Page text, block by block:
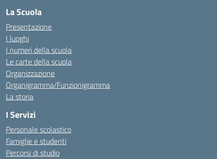
La Scuola
Presentazione
I luoghi
I numeri della scuola
Le carte della scuola
Organizzazione
Organigramma/Funzionigramma
La storia
I Servizi
Personale scolastico
Famiglie e studenti
Percorsi di studio